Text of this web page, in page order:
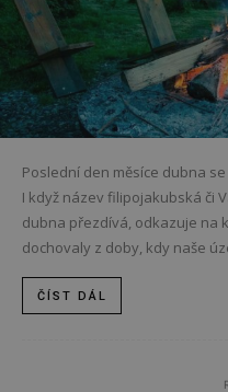
Poslední den měsíce dubna
I když název filipojakubská či
dubna přezdívá, odkazuje na
dochovaly z doby, kdy naše
ČÍST DÁL